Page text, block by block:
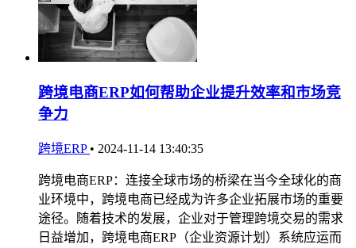
跨境电商ERP如何帮助企业提升效率和市场竞
争力
跨境ERP • 2024-11-14 13:40:35
跨境电商ERP：连接全球市场的桥梁在当今全球化的商
业环境中，跨境电商已经成为许多企业拓展市场的重要
途径。随着技术的发展，企业对于管理跨境交易的需求
日益增加，跨境电商ERP（企业资源计划）系统应运而